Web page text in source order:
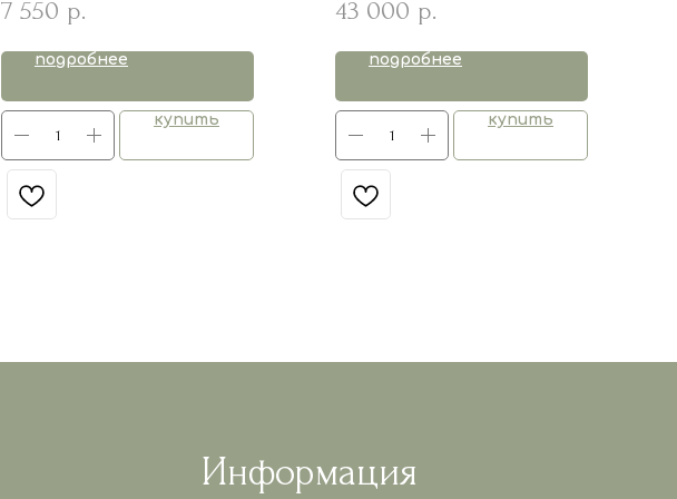
7 550 р.
подробнее
купить
Oat Beige NEW
43 000 р.
подробнее
купить
Информация